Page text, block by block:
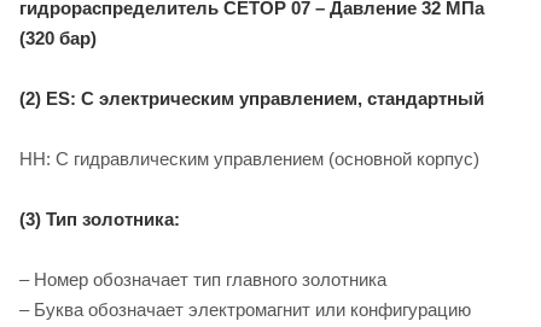
гидрораспределитель CETOP 07 – Давление 32 МПа
(320 бар)
(2) ES: С электрическим управлением, стандартный
HH: С гидравлическим управлением (основной корпус)
(3) Тип золотника:
– Номер обозначает тип главного золотника
– Буква обозначает электромагнит или конфигурацию